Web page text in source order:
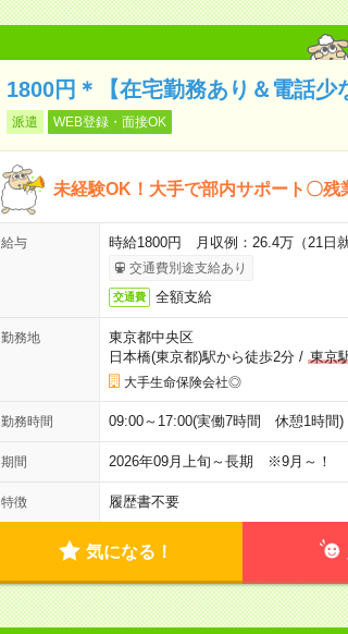
1800円＊【在宅勤務あり＆電話少
派遣 WEB登録・面接OK
未経験OK！大手で部内サポート〇残
給与 時給1800円 月収例：26.4万（21日
交通費別途支給あり
交通費 全額支給
勤務地
東京都中央区
日本橋(東京都)駅から徒歩2分/ 東京
大手生命保険会社◎
勤務時間 09:00～17:00(実働7時間 休憩1時間)
期間 2026年09月上旬～長期 ※9月～！
特徴 履歴書不要
気になる！